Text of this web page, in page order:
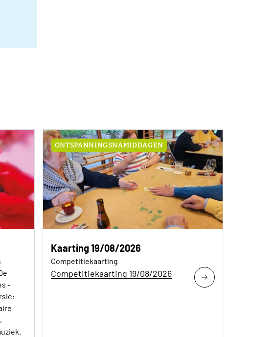
-
ONTSPANNINGSNAMIDDAGEN
Kaarting 19/08/2026
Competitiekaarting
Competitiekaarting 19/08/2026